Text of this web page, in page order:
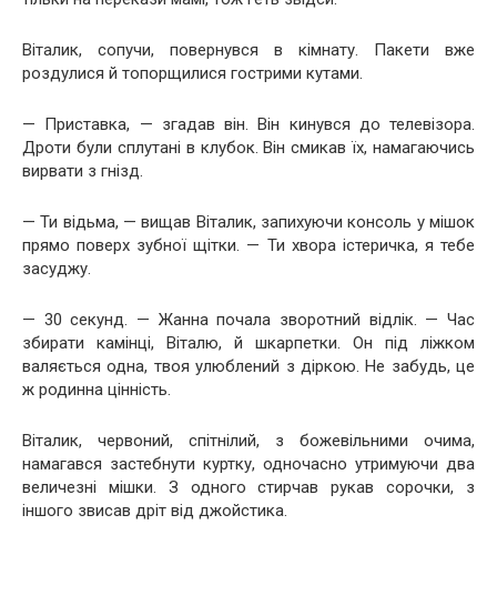
Віталик, сопучи, повернувся в кімнату. Пакети вже
роздулися й топорщилися гострими кутами.
— Приставка, — згадав він. Він кинувся до телевізора.
Дроти були сплутані в клубок. Він смикав їх, намагаючись
вирвати з гнізд.
— Ти відьма, — вищав Віталик, запихуючи консоль у мішок
прямо поверх зубної щітки. — Ти хвора істеричка, я тебе
засуджу.
— 30 секунд. — Жанна почала зворотний відлік. — Час
збирати камінці, Віталю, й шкарпетки. Он під ліжком
валяється одна, твоя улюблений з діркою. Не забудь, це
ж родинна цінність.
Віталик, червоний, спітнілий, з божевільними очима,
намагався застебнути куртку, одночасно утримуючи два
величезні мішки. З одного стирчав рукав сорочки, з
іншого звисав дріт від джойстика.